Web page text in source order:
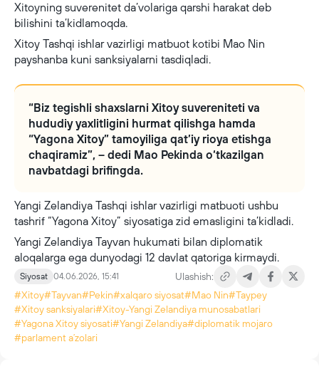
Xitoyning suverenitet da’volariga qarshi harakat deb
bilishini ta’kidlamoqda.
Xitoy Tashqi ishlar vazirligi matbuot kotibi Mao Nin
payshanba kuni sanksiyalarni tasdiqladi.
“Biz tegishli shaxslarni Xitoy suvereniteti va
hududiy yaxlitligini hurmat qilishga hamda
“Yagona Xitoy” tamoyiliga qat’iy rioya etishga
chaqiramiz”, – dedi Mao Pekinda o‘tkazilgan
navbatdagi brifingda.
Yangi Zelandiya Tashqi ishlar vazirligi matbuoti ushbu
tashrif “Yagona Xitoy” siyosatiga zid emasligini ta’kidladi.
Yangi Zelandiya Tayvan hukumati bilan diplomatik
aloqalarga ega dunyodagi 12 davlat qatoriga kirmaydi.
Siyosat 04.06.2026, 15:41
Ulashish:
#Xitoy#Tayvan#Pekin#xalqaro siyosat#Mao Nin#Taypey
#Xitoy sanksiyalari#Xitoy-Yangi Zelandiya munosabatlari
#Yagona Xitoy siyosati#Yangi Zelandiya#diplomatik mojaro
#parlament aʼzolari